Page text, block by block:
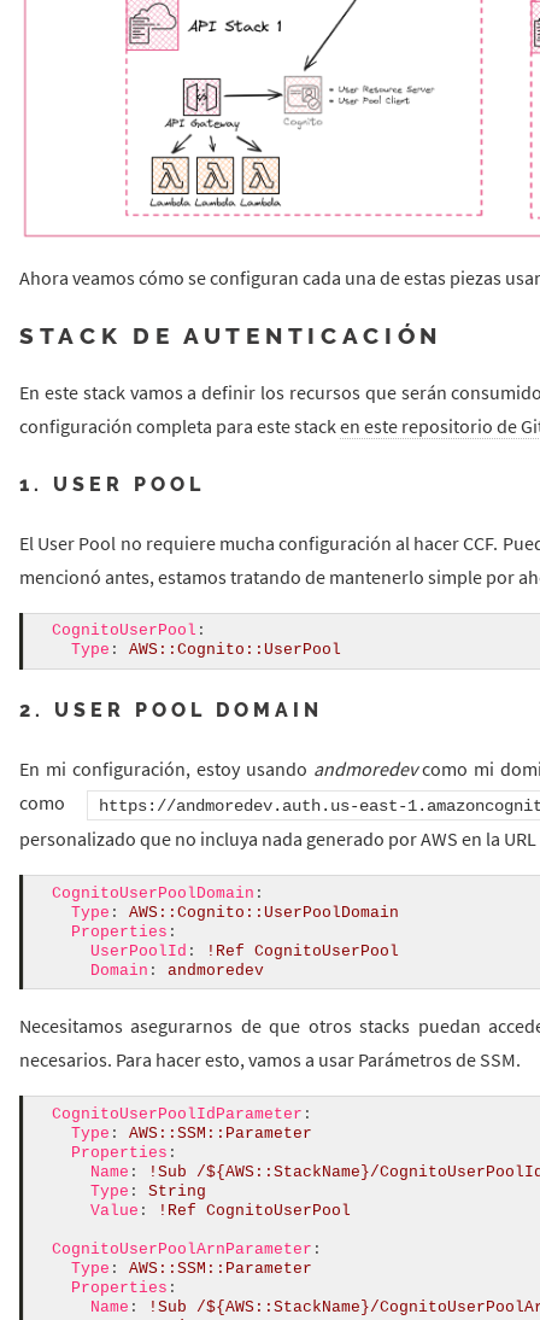
Ahora veamos cómo se configuran cada una de estas piezas
STACK DE AUTENTICACIÓN
En este stack vamos a definir los recursos que serán
configuración completa para este stacken este repositorio de
1. USER POOL
El User Pool no requiere mucha configuración al hacer CCF.
mencionó antes, estamos tratando de mantenerlo simple por
CognitoUserPool :
Type : AWS::Cognito::UserPool
2. USER POOL DOMAIN
En mi configuración, estoy usando andmoredevcomo mi
como
https://andmoredev.auth.us-east-
personalizado que no incluya nada generado por AWS en la
CognitoUserPoolDomain :
Type :
AWS::Cognito::UserPoolDomain
Properties :
UserPoolId : ! Ref CognitoUserPool
Domain : andmoredev
Necesitamos asegurarnos de que otros stacks puedan
necesarios. Para hacer esto, vamos a usar Parámetros de SSM.
CognitoUserPoolIdParameter :
Type :
AWS::SSM::Parameter
Properties :
Name : ! Sub
/${AWS::StackName}/
Type :
String
Value : ! Ref CognitoUserPool
CognitoUserPoolArnParameter :
Type :
AWS::SSM::Parameter
Properties :
Name : ! Sub
/${AWS::StackName}/